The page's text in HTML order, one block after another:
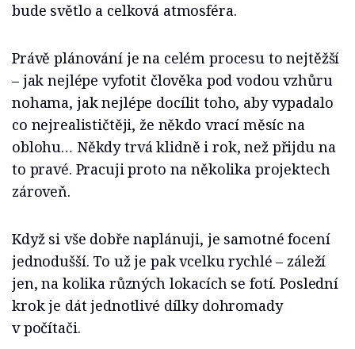
bude světlo a celková atmosféra.
Právě plánování je na celém procesu to nejtěžší
– jak nejlépe vyfotit člověka pod vodou vzhůru
nohama, jak nejlépe docílit toho, aby vypadalo
co nejrealističtěji, že někdo vrací měsíc na
oblohu… Někdy trvá klidně i rok, než přijdu na
to pravé. Pracuji proto na několika projektech
zároveň.
Když si vše dobře naplánuji, je samotné focení
jednodušší. To už je pak vcelku rychlé – záleží
jen, na kolika různých lokacích se fotí. Poslední
krok je dát jednotlivé dílky dohromady
v počítači.